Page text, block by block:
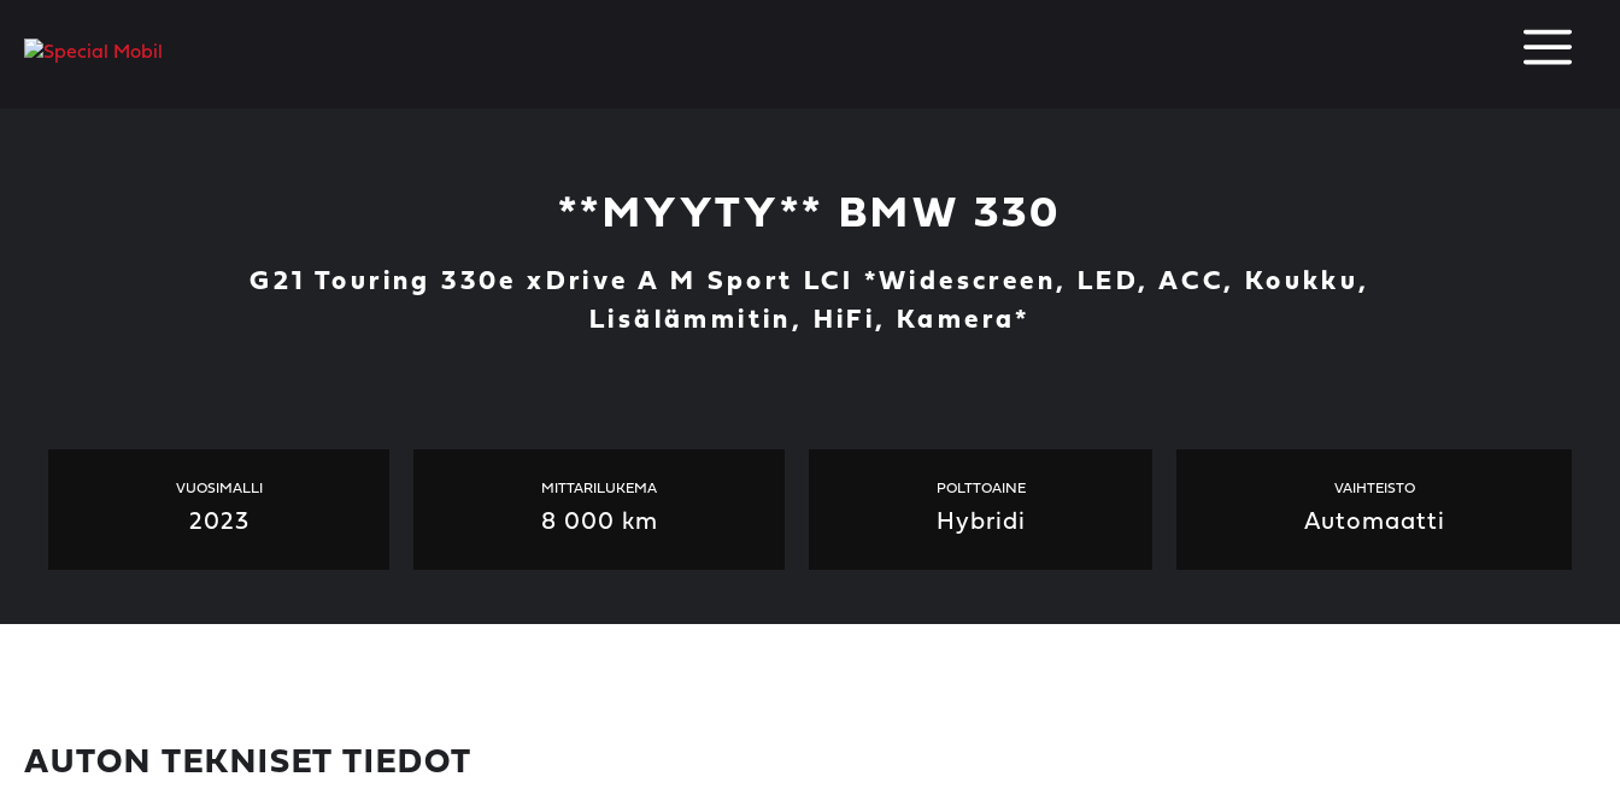
**MYYTY** BMW 330
G21 Touring 330e xDrive A M Sport LCI *Widescreen, LED, ACC, Koukku,
Lisälämmitin, HiFi, Kamera*
VUOSIMALLI
2023
MITTARILUKEMA
8 000 km
POLTTOAINE
Hybridi
VAIHTEISTO
Automaatti
AUTON TEKNISET TIEDOT